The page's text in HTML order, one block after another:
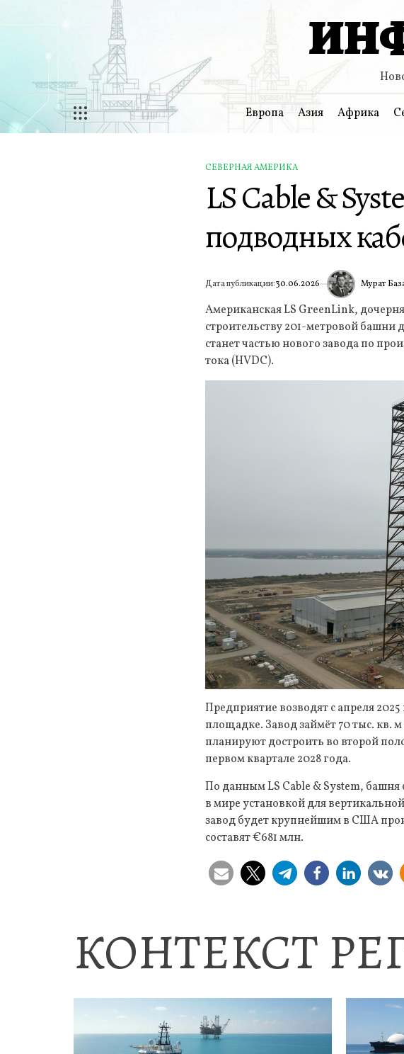
Европа Азия Африка
ОПУБЛИКОВАНО
В
СЕВЕРНАЯ АМЕРИКА
LS Cable &
подводных
Дата публикации:30.06.2026 ИА Мурат
Американская LS GreenLink,
строительству 201-метровой
станет частью нового завода по
тока (HVDC).
Предприятие возводят с апреля
площадке. Завод займёт 70 тыс. кв.
планируют достроить во второй
первом квартале 2028 года.
По данным LS Cable & System,
в мире установкой для
завод будет крупнейшим в США
составят €681 млн.
КОНТЕКСТ